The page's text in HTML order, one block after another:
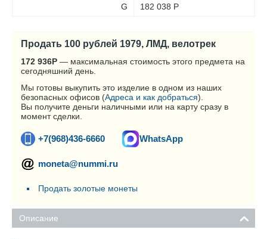
G 182 038 Р
Продать 100 рублей 1979, ЛМД, велотрек
172 936Р — максимальная стоимость этого предмета на
сегодняшний день.
Мы готовы выкупить это изделие в одном из наших
безопасных офисов (Адреса и как добраться).
Вы получите деньги наличными или на карту сразу в
момент сделки.
+7(968)436-6660 WhatsApp
moneta@nummi.ru
Продать золотые монеты
Описание